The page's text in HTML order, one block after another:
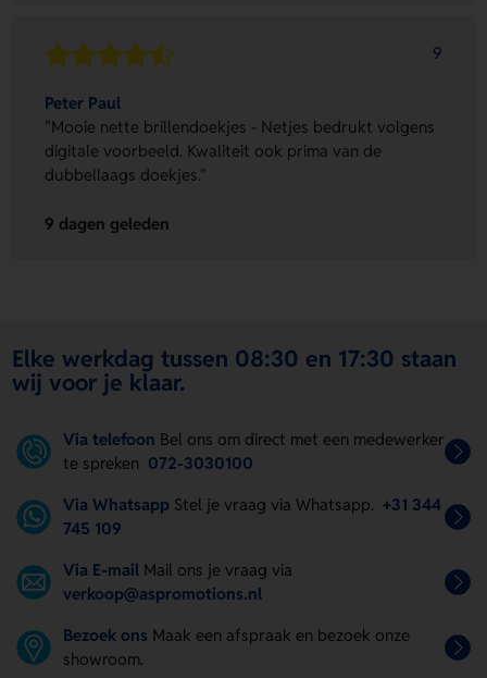
9
Peter Paul
"Mooie nette brillendoekjes - Netjes bedrukt volgens
digitale voorbeeld. Kwaliteit ook prima van de
dubbellaags doekjes."
9 dagen geleden
Elke werkdag tussen 08:30 en 17:30 staan
wij voor je klaar.
Via telefoon Bel ons om direct met een medewerker
te spreken 072-3030100
Via Whatsapp Stel je vraag via Whatsapp. +31 344
745 109
Via E-mail Mail ons je vraag via
verkoop@aspromotions.nl
Bezoek ons Maak een afspraak en bezoek onze
showroom.